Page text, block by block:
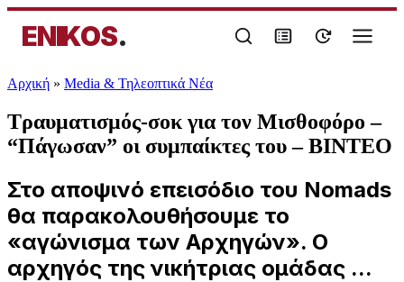
ENIKOS.
Αρχική » Media & Τηλεοπτικά Νέα
Τραυματισμός-σοκ για τον Μισθοφόρο –
“Πάγωσαν” οι συμπαίκτες του – ΒΙΝΤΕΟ
Στο αποψινό επεισόδιο του Nomads
θα παρακολουθήσουμε το
«αγώνισμα των Αρχηγών». Ο
αρχηγός της νικήτριας ομάδας ...